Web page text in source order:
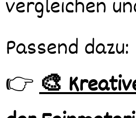
vergleichen
Passend dazu:
👉🎨